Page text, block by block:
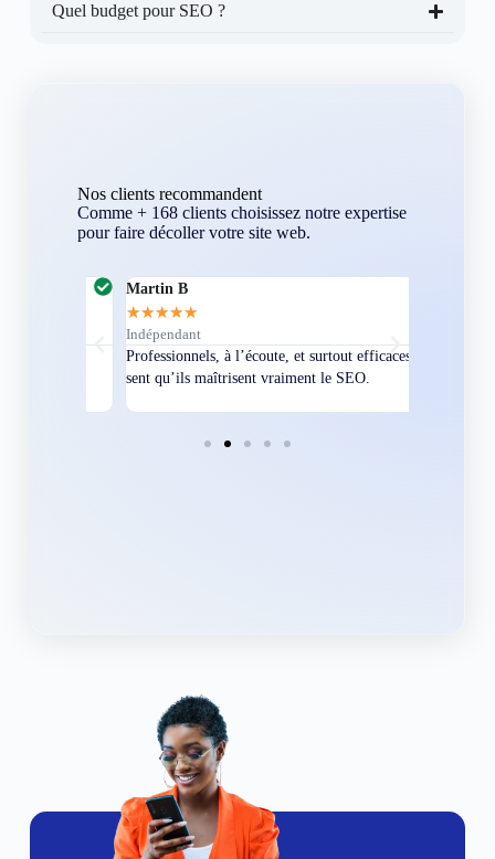
Quel budget pour SEO ?
Nos clients recommandent
Comme + 168 clients choisissez notre expertise
pour faire décoller votre site web.
Martin B
★★★
Indépendant
Professionnels, à l’écoute, et surtout efficaces. On
sent qu’ils maîtrisent vraiment le SEO.